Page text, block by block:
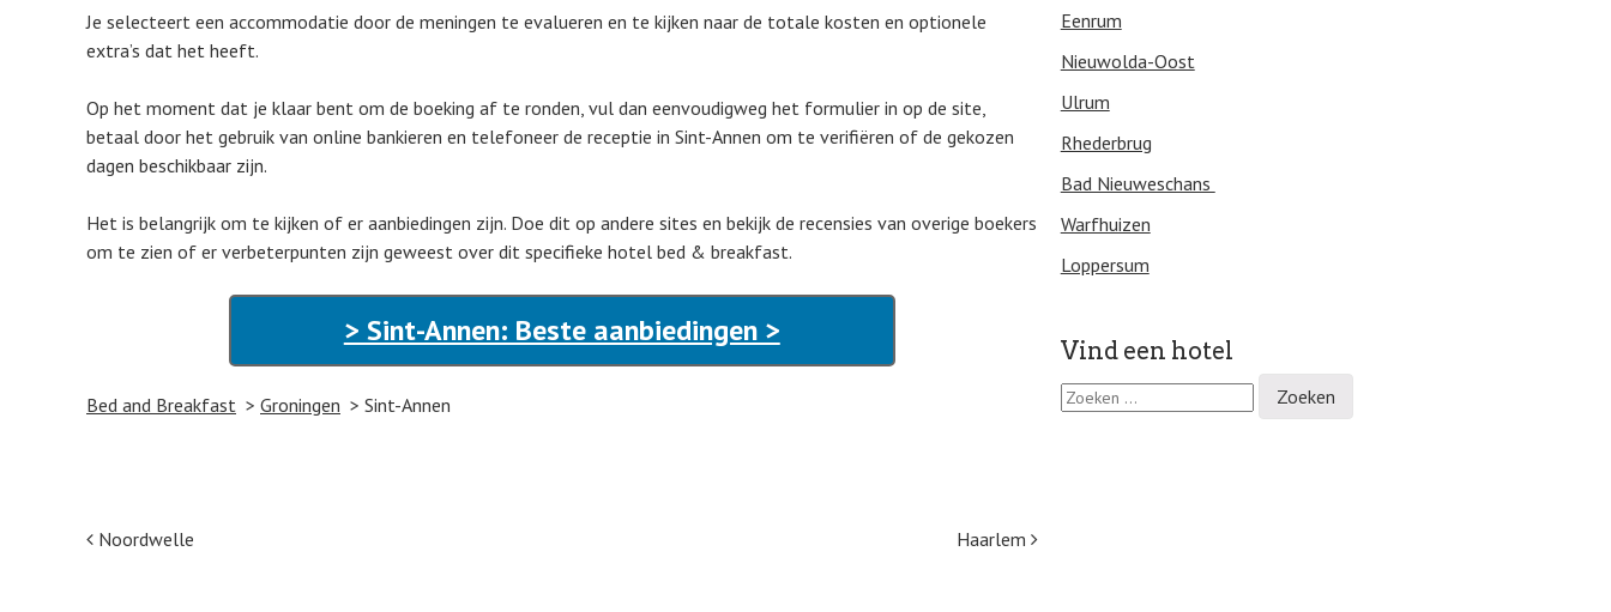
Je selecteert een accommodatie door de meningen te evalueren en te kijken naar de totale kosten en optionele
extra’s dat het heeft.
Op het moment dat je klaar bent om de boeking af te ronden, vul dan eenvoudigweg het formulier in op de site,
betaal door het gebruik van online bankieren en telefoneer de receptie in Sint-Annen om te verifiëren of de gekozen
dagen beschikbaar zijn.
Het is belangrijk om te kijken of er aanbiedingen zijn. Doe dit op andere sites en bekijk de recensies van overige boekers
om te zien of er verbeterpunten zijn geweest over dit specifieke hotel bed & breakfast.
> Sint-Annen: Beste aanbiedingen >
Bed and Breakfast Groningen Sint-Annen
Post navigation
Noordwelle Haarlem
Eenrum
Nieuwolda-Oost
Ulrum
Rhederbrug
Bad Nieuweschans
Warfhuizen
Loppersum
Vind een hotel
Z
o